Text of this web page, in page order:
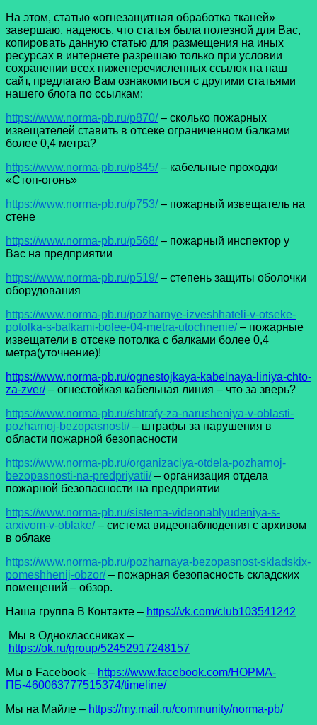
На этом, статью «огнезащитная обработка тканей»
завершаю, надеюсь, что статья была полезной для Вас,
копировать данную статью для размещения на иных
ресурсах в интернете разрешаю только при условии
сохранении всех нижеперечисленных ссылок на наш
сайт, предлагаю Вам ознакомиться с другими статьями
нашего блога по ссылкам:
https://www.norma-pb.ru/p870/– сколько пожарных
извещателей ставить в отсеке ограниченном балками
более 0,4 метра?
https://www.norma-pb.ru/p845/– кабельные проходки
«Стоп-огонь»
https://www.norma-pb.ru/p753/– пожарный извещатель на
стене
https://www.norma-pb.ru/p568/– пожарный инспектор у
Вас на предприятии
https://www.norma-pb.ru/p519/– степень защиты оболочки
оборудования
https://www.norma-pb.ru/pozharnye-izveshhateli-v-otseke-
potolka-s-balkami-bolee-04-metra-utochnenie/– пожарные
извещатели в отсеке потолка с балками более 0,4
метра(уточнение)!
https://www.norma-pb.ru/ognestojkaya-kabelnaya-liniya-chto-
za-zver/– огнестойкая кабельная линия – что за зверь?
https://www.norma-pb.ru/shtrafy-za-narusheniya-v-oblasti-
pozharnoj-bezopasnosti/– штрафы за нарушения в
области пожарной безопасности
https://www.norma-pb.ru/organizaciya-otdela-pozharnoj-
bezopasnosti-na-predpriyatii/– организация отдела
пожарной безопасности на предприятии
https://www.norma-pb.ru/sistema-videonablyudeniya-s-
arxivom-v-oblake/– система видеонаблюдения с архивом
в облаке
https://www.norma-pb.ru/pozharnaya-bezopasnost-skladskix-
pomeshhenij-obzor/– пожарная безопасность складских
помещений – обзор.
Наша группа В Контакте – https://vk.com/club103541242
Мы в Одноклассниках –
https://ok.ru/group/52452917248157
Мы в Facеbook – https://www.facebook.com/НОРМА-
ПБ-460063777515374/timeline/
Мы на Майле – https://my.mail.ru/community/norma-pb/